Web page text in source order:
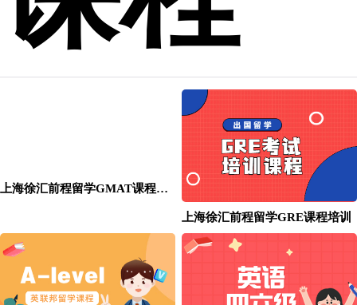
上海徐汇前程留学GMAT课程培训
上海徐汇前程留学GRE课程培训